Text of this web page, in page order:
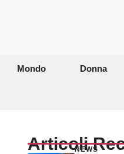
Mondo Donna
ArticoliNEWS